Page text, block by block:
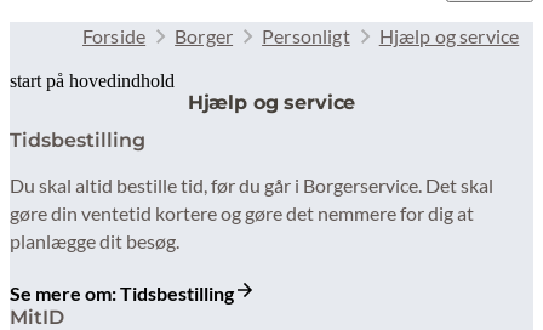
Forside Borger Personligt Hjælp og service
start på hovedindhold
Hjælp og servicesenest opdateret 10. februar 2026
Tidsbestilling
Du skal altid bestille tid, før du går i Borgerservice. Det skal
gøre din ventetid kortere og gøre det nemmere for dig at
planlægge dit besøg.
Se mere om: Tidsbestilling
MitID